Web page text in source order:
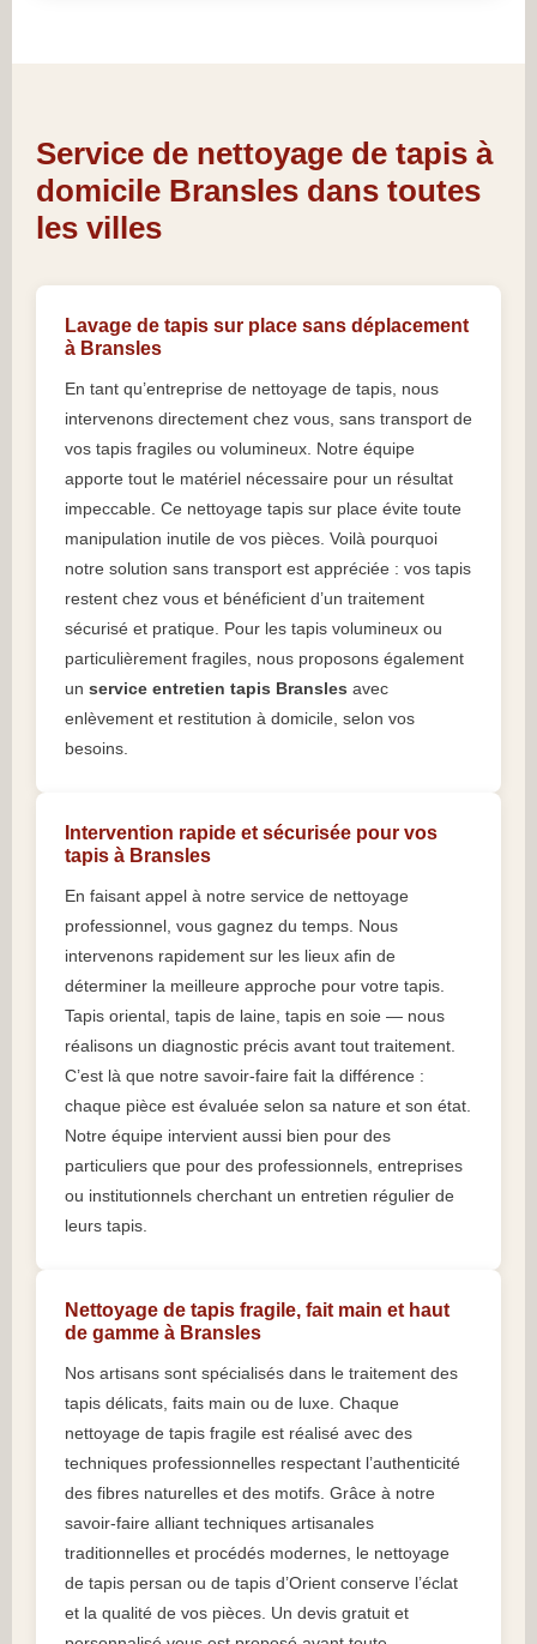
Service de nettoyage de tapis à
domicile Bransles dans toutes
les villes
Lavage de tapis sur place sans déplacement
à Bransles
En tant qu’entreprise de nettoyage de tapis, nous
intervenons directement chez vous, sans transport de
vos tapis fragiles ou volumineux. Notre équipe
apporte tout le matériel nécessaire pour un résultat
impeccable. Ce nettoyage tapis sur place évite toute
manipulation inutile de vos pièces. Voilà pourquoi
notre solution sans transport est appréciée : vos tapis
restent chez vous et bénéficient d’un traitement
sécurisé et pratique. Pour les tapis volumineux ou
particulièrement fragiles, nous proposons également
un service entretien tapis Bransles avec
enlèvement et restitution à domicile, selon vos
besoins.
Intervention rapide et sécurisée pour vos
tapis à Bransles
En faisant appel à notre service de nettoyage
professionnel, vous gagnez du temps. Nous
intervenons rapidement sur les lieux afin de
déterminer la meilleure approche pour votre tapis.
Tapis oriental, tapis de laine, tapis en soie — nous
réalisons un diagnostic précis avant tout traitement.
C’est là que notre savoir-faire fait la différence :
chaque pièce est évaluée selon sa nature et son état.
Notre équipe intervient aussi bien pour des
particuliers que pour des professionnels, entreprises
ou institutionnels cherchant un entretien régulier de
leurs tapis.
Nettoyage de tapis fragile, fait main et haut
de gamme à Bransles
Nos artisans sont spécialisés dans le traitement des
tapis délicats, faits main ou de luxe. Chaque
nettoyage de tapis fragile est réalisé avec des
techniques professionnelles respectant l’authenticité
des fibres naturelles et des motifs. Grâce à notre
savoir-faire alliant techniques artisanales
traditionnelles et procédés modernes, le nettoyage
de tapis persan ou de tapis d’Orient conserve l’éclat
et la qualité de vos pièces. Un devis gratuit et